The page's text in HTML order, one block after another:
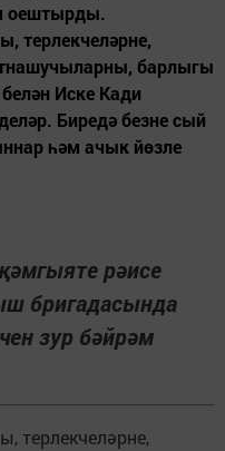
оештырды.
терлекчеләрне,
барлыгы
Иске Кади
Биредә безне сый
һәм ачык йөзле
рәисе
бригадасында
зур бәйрәм
терлекчеләрне,